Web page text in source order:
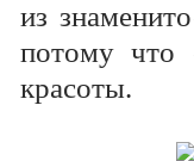
из
потому что
красоты.